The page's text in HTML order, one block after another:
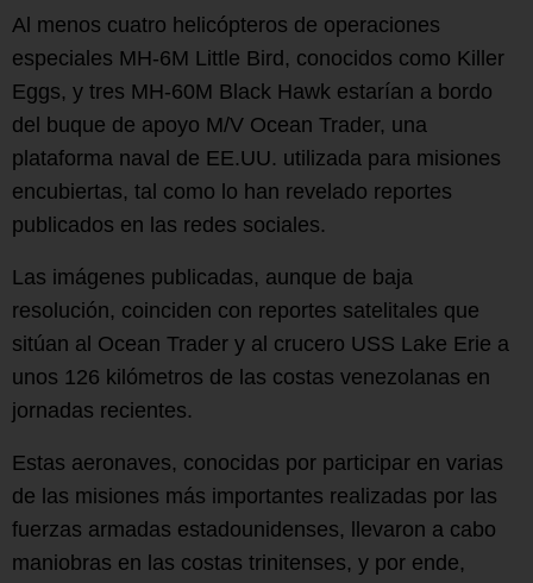
Al menos cuatro helicópteros de operaciones
especiales MH-6M Little Bird, conocidos como Killer
Eggs, y tres MH-60M Black Hawk estarían a bordo
del buque de apoyo M/V Ocean Trader, una
plataforma naval de EE.UU. utilizada para misiones
encubiertas, tal como lo han revelado reportes
publicados en las redes sociales.
Las imágenes publicadas, aunque de baja
resolución, coinciden con reportes satelitales que
sitúan al Ocean Trader y al crucero USS Lake Erie a
unos 126 kilómetros de las costas venezolanas en
jornadas recientes.
Estas aeronaves, conocidas por participar en varias
de las misiones más importantes realizadas por las
fuerzas armadas estadounidenses, llevaron a cabo
maniobras en las costas trinitenses, y por ende,